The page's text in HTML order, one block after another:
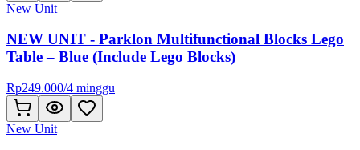
New Unit
NEW UNIT - Parklon Multifunctional Blocks Lego
Table – Blue (Include Lego Blocks)
Rp249.000/4 minggu
New Unit